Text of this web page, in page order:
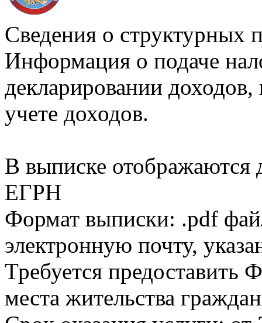
Сведения о структурных
Информация о подаче
декларировании доходов,
учете доходов.
В выписке
ЕГРН
Формат выписки: .pdf
электронную почту,
Требуется
места жительства